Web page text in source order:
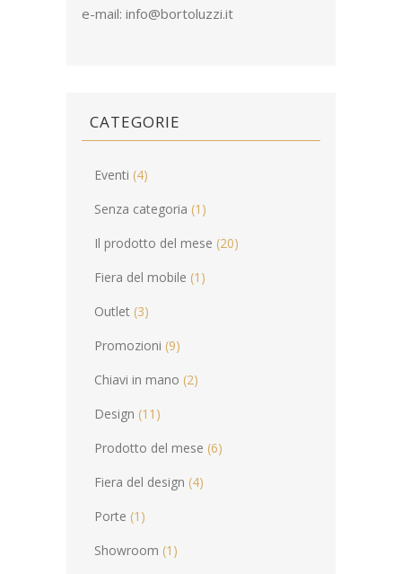
e-mail: info@bortoluzzi.it
CATEGORIE
Eventi (4)
Senza categoria (1)
Il prodotto del mese (20)
Fiera del mobile (1)
Outlet (3)
Promozioni (9)
Chiavi in mano (2)
Design (11)
Prodotto del mese (6)
Fiera del design (4)
Porte (1)
Showroom (1)